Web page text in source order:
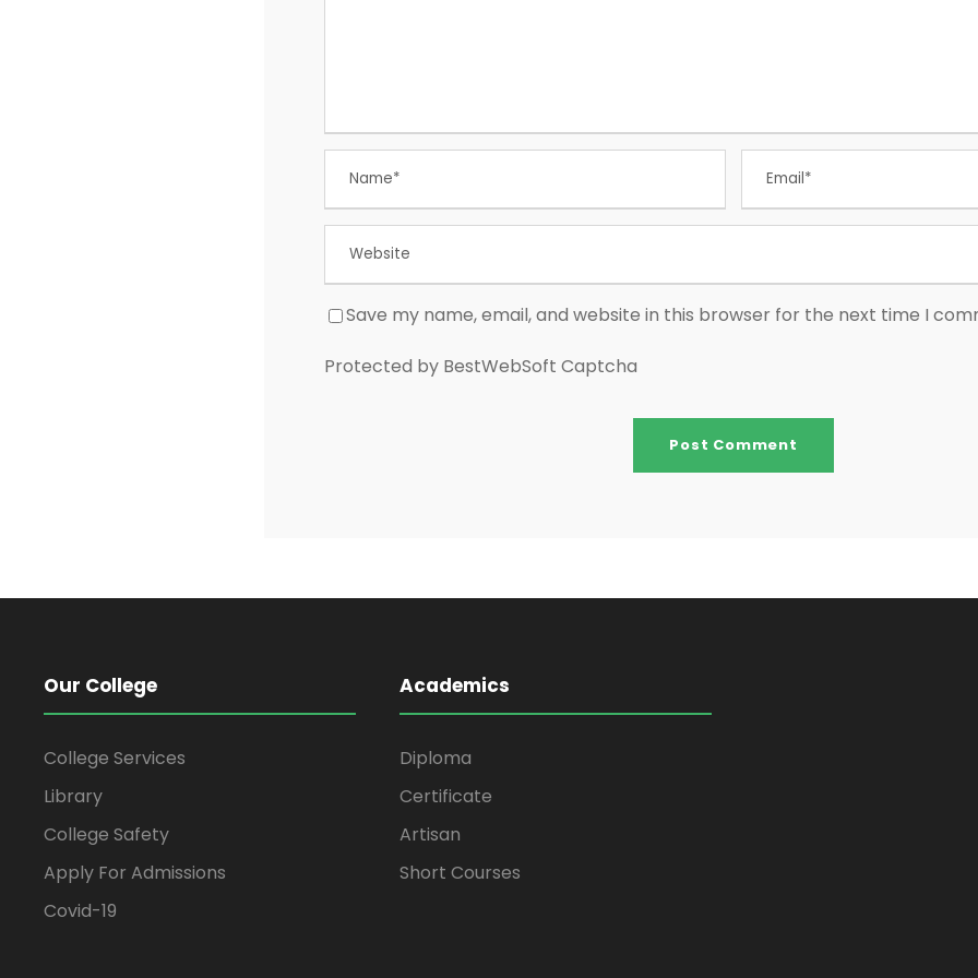
Save my name, email, and website in this browser for the next time I
Protected by BestWebSoft Captcha
Our College
College Services
Library
College Safety
Apply For Admissions
Covid-19
Academics
Diploma
Certificate
Artisan
Short Courses